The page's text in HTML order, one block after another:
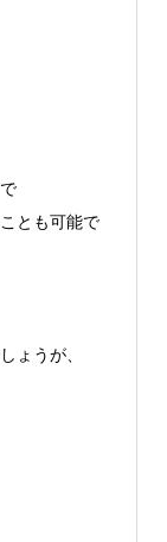
とも可能で
ょうが、